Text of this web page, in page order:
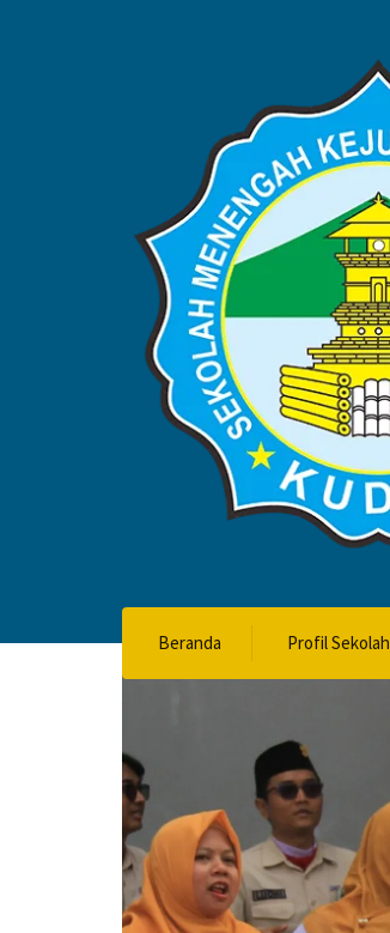
Beranda Profil Sekolah
BERITA
Blog Berita